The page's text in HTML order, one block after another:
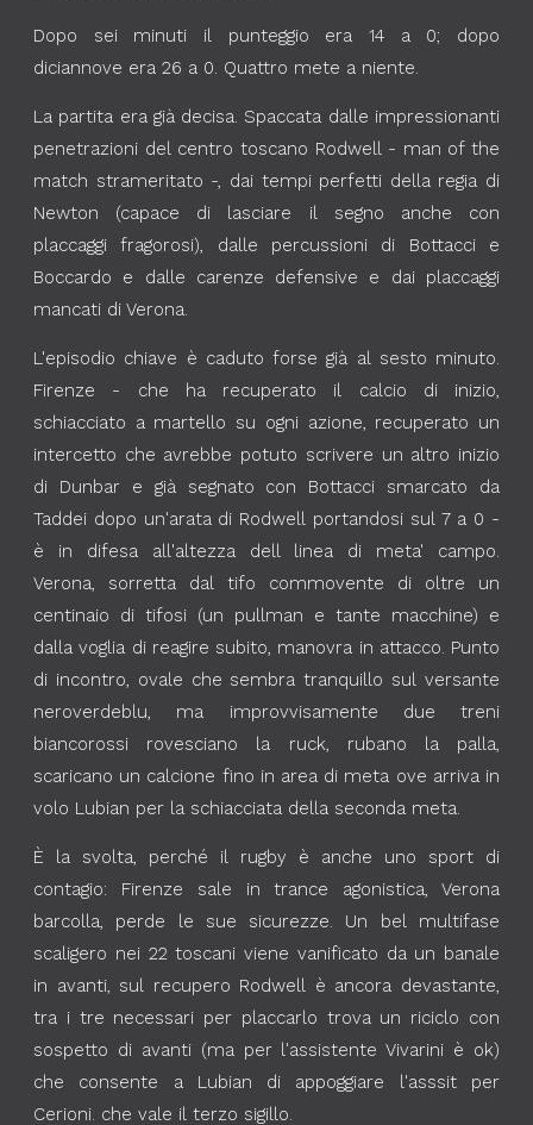
Dopo sei minuti il punteggio era 14 a 0; dopo
diciannove era 26 a 0. Quattro mete a niente.
La partita era già decisa. Spaccata dalle impressionanti
penetrazioni del centro toscano Rodwell - man of the
match strameritato -, dai tempi perfetti della regia di
Newton (capace di lasciare il segno anche con
placcaggi fragorosi), dalle percussioni di Bottacci e
Boccardo e dalle carenze defensive e dai placcaggi
mancati di Verona.
L'episodio chiave è caduto forse già al sesto minuto.
Firenze - che ha recuperato il calcio di inizio,
schiacciato a martello su ogni azione, recuperato un
intercetto che avrebbe potuto scrivere un altro inizio
di Dunbar e già segnato con Bottacci smarcato da
Taddei dopo un'arata di Rodwell portandosi sul 7 a 0 -
è in difesa all'altezza dell linea di meta' campo.
Verona, sorretta dal tifo commovente di oltre un
centinaio di tifosi (un pullman e tante macchine) e
dalla voglia di reagire subito, manovra in attacco. Punto
di incontro, ovale che sembra tranquillo sul versante
neroverdeblu, ma improvvisamente due treni
biancorossi rovesciano la ruck, rubano la palla,
scaricano un calcione fino in area di meta ove arriva in
volo Lubian per la schiacciata della seconda meta.
È la svolta, perché il rugby è anche uno sport di
contagio: Firenze sale in trance agonistica, Verona
barcolla, perde le sue sicurezze. Un bel multifase
scaligero nei 22 toscani viene vanificato da un banale
in avanti, sul recupero Rodwell è ancora devastante,
tra i tre necessari per placcarlo trova un riciclo con
sospetto di avanti (ma per l'assistente Vivarini è ok)
che consente a Lubian di appoggiare l'asssit per
Cerioni. che vale il terzo sigillo.